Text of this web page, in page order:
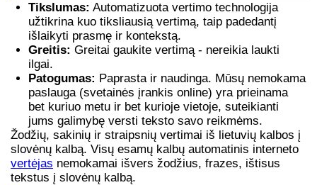
Tikslumas: Automatizuota vertimo technologija
užtikrina kuo tiksliausią vertimą, taip padedantį
išlaikyti prasmę ir kontekstą.
Greitis: Greitai gaukite vertimą - nereikia laukti
ilgai.
Patogumas: Paprasta ir naudinga. Mūsų nemokama
paslauga (svetainės įrankis online) yra prieinama
bet kuriuo metu ir bet kurioje vietoje, suteikianti
jums galimybę versti teksto savo reikmėms.
Žodžių, sakinių ir straipsnių vertimai iš lietuvių kalbos į
slovėnų kalbą. Visų esamų kalbų automatinis interneto
vertėjas nemokamai išvers žodžius, frazes, ištisus
tekstus į slovėnų kalbą.